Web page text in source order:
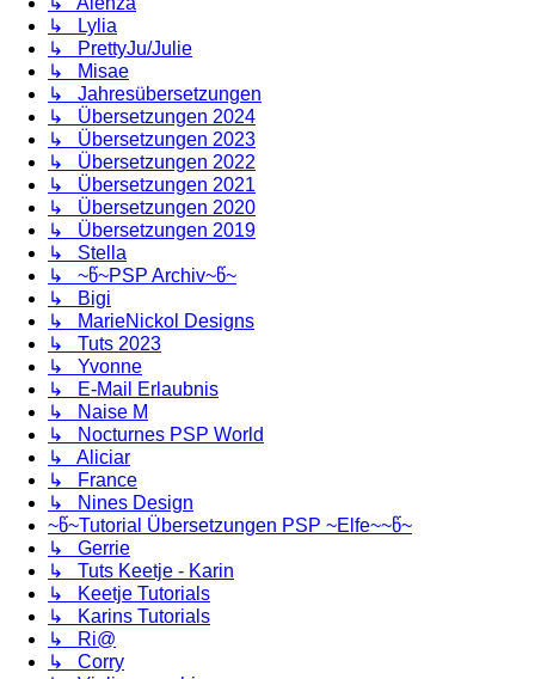
↳ Lylia
↳ PrettyJu/Julie
↳ Misae
↳ Jahresübersetzungen
↳ Übersetzungen 2024
↳ Übersetzungen 2023
↳ Übersetzungen 2022
↳ Übersetzungen 2021
↳ Übersetzungen 2020
↳ Übersetzungen 2019
↳ Stella
↳ ~წ~PSP Archiv~წ~
↳ Bigi
↳ MarieNickol Designs
↳ Tuts 2023
↳ Yvonne
↳ E-Mail Erlaubnis
↳ Naise M
↳ Nocturnes PSP World
↳ Aliciar
↳ France
↳ Nines Design
~წ~Tutorial Übersetzungen PSP ~Elfe~~წ~
↳ Gerrie
↳ Tuts Keetje - Karin
↳ Keetje Tutorials
↳ Karins Tutorials
↳ Ri@
↳ Corry